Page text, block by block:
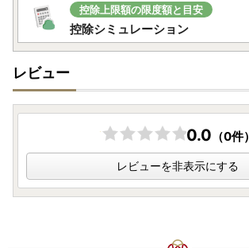
控除上限額の限度額と目安
控除シミュレーション
レビュー
0.0 （0件）
レビューを非表示にする